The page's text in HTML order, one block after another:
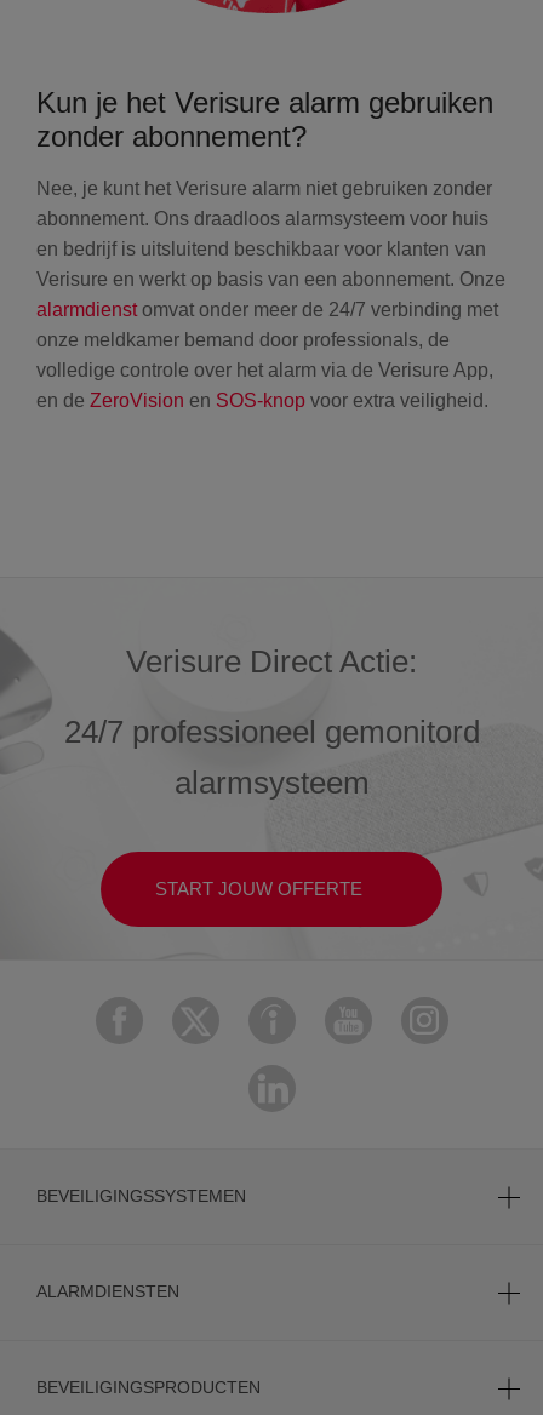
Kun je het Verisure alarm gebruiken
zonder abonnement?
Nee, je kunt het Verisure alarm niet gebruiken zonder
abonnement. Ons draadloos alarmsysteem voor huis
en bedrijf is uitsluitend beschikbaar voor klanten van
Verisure en werkt op basis van een abonnement. Onze
alarmdienstomvat onder meer de 24/7 verbinding met
onze meldkamer bemand door professionals, de
volledige controle over het alarm via de Verisure App,
en de ZeroVision en SOS-knop voor extra veiligheid.
Verisure Direct Actie:
24/7 professioneel gemonitord
alarmsysteem
START JOUW OFFERTE
BEVEILIGINGSSYSTEMEN
ALARMDIENSTEN
BEVEILIGINGSPRODUCTEN